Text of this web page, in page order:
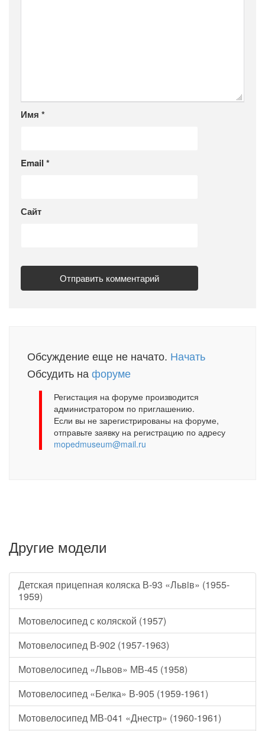
Имя *
Email *
Сайт
Обсуждение еще не начато. Начать
Обсудить на форуме
Регистация на форуме производится
администратором по приглашению.
Если вы не зарегистрированы на форуме,
отправьте заявку на регистрацию по адресу
mopedmuseum@mail.ru
Другие модели
Детская прицепная коляска В-93 «Львiв» (1955-
1959)
Мотовелосипед с коляской (1957)
Мотовелосипед В-902 (1957-1963)
Мотовелосипед «Львов» МВ-45 (1958)
Мотовелосипед «Белка» В-905 (1959-1961)
Мотовелосипед МВ-041 «Днестр» (1960-1961)